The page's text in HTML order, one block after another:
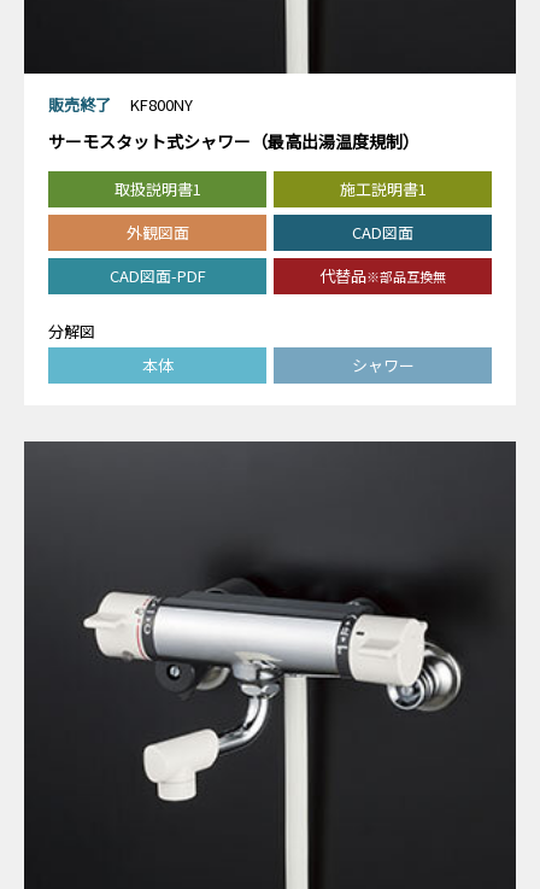
販売終了 KF800NY
サーモスタット式シャワー（最高出湯温度規制）
取扱説明書1
施工説明書1
外観図面
CAD図面
CAD図面-PDF
代替品※部品互換無
分解図
本体
シャワー